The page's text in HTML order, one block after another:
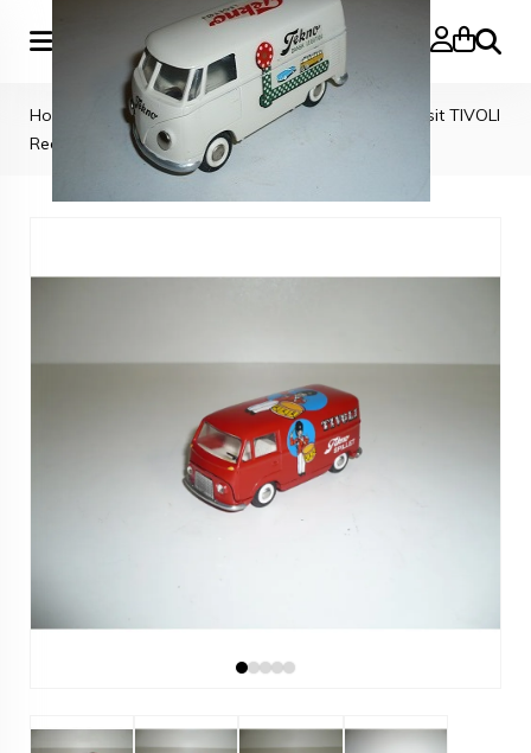
Zoeken
Home TEKNO CARS
Tekno Denmark Ford Transit TIVOLI
Red